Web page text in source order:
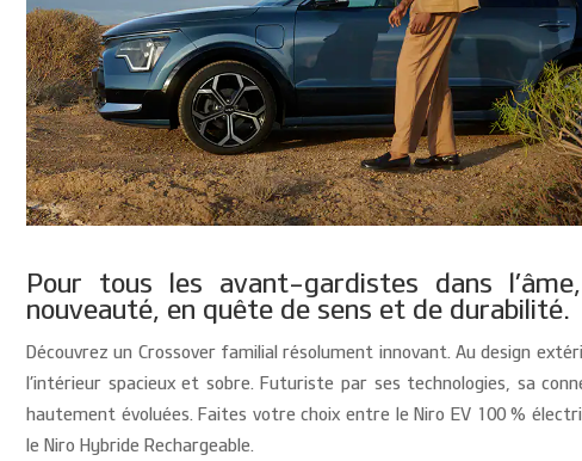
Pour tous les avant-gardistes dans
nouveauté, en quête de sens et de durabilité.
Découvrez un Crossover familial résolument innovant. Au design
l’intérieur spacieux et sobre. Futuriste par ses technologies, sa
hautement évoluées. Faites votre choix entre le Niro EV 100 %
le Niro Hybride Rechargeable.